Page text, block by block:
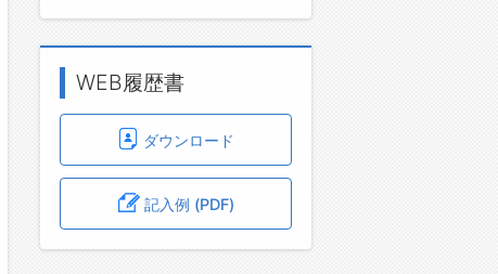
WEB履歴書
ダウンロード
記入例 (PDF)